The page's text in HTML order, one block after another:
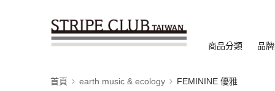
商品分類 品
首頁 earth music & ecology FEMININE 優雅